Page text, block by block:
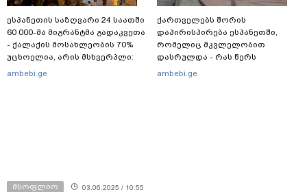
ესპანეთის საზღვარი 24 საათში
60 000-მა მიგრანტმა გადაკვეთა
- ქალაქის მოსახლეობის 70%
უცხოელია, არის მსხვერპლი:
ბოლო ცნობები სეუტადან,
ambebi.ge
ქართველებს შორის
დაპირისპირება ესპანეთში,
რომელიც მკვლელობით
დასრულდა - რას წერს
საერთაშორისო მედია: "მანქანა
ambebi.ge
მსოფლიო 03.06.2025 / 10:55